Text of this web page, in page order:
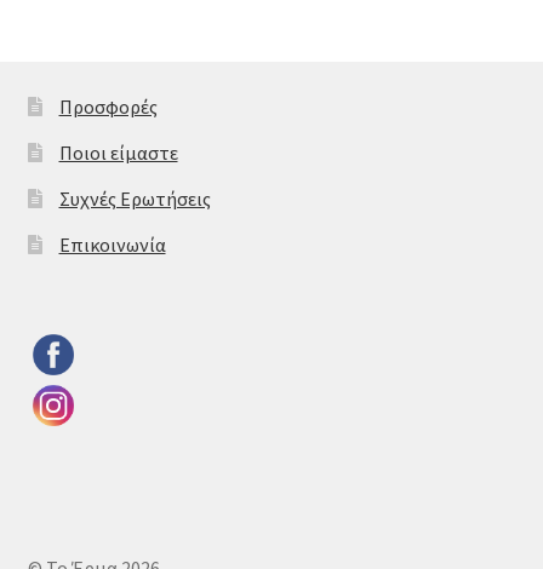
Προσφορές
Ποιοι είμαστε
Συχνές Ερωτήσεις
Επικοινωνία